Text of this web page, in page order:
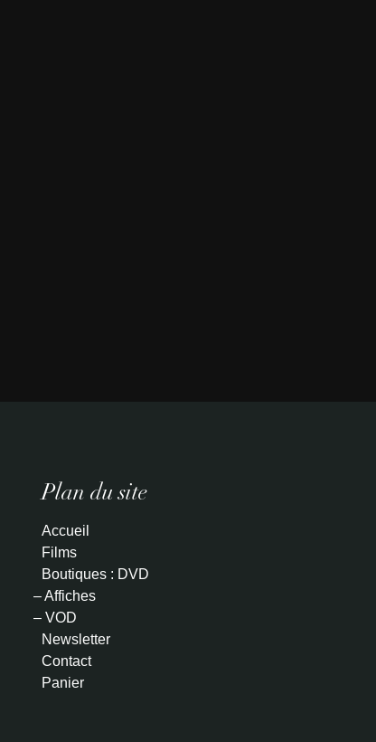
Plan du site
Accueil
Films
Boutiques : DVD
– Affiches
– VOD
Newsletter
Contact
Panier